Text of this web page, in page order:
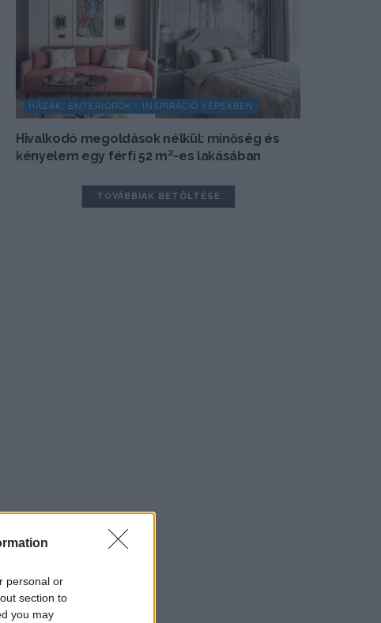
personal or
section to
you may
HÁZAK, ENTERIŐRÖK - INSPIRÁCIÓ KÉPEKBEN
Hivalkodó megoldások nélkül: minőség és
kényelem egy férfi 52 m²-es lakásában
TOVÁBBIAK BETÖLTÉSE